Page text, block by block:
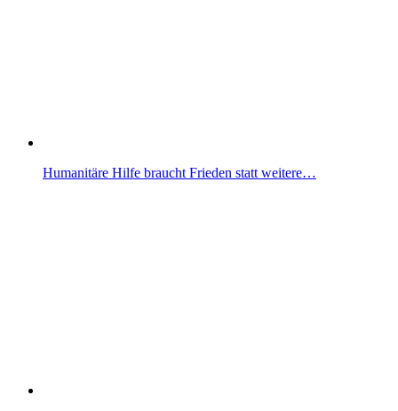
Humanitäre Hilfe braucht Frieden statt weitere…